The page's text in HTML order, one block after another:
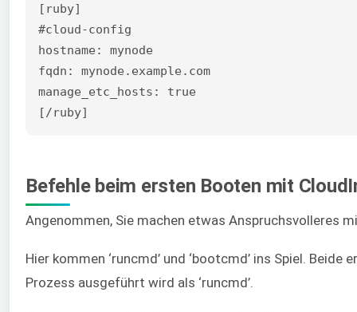
[ruby]
#cloud-config
hostname: mynode
fqdn: mynode.example.com
manage_etc_hosts: true
[/ruby]
Befehle beim ersten Booten mit
Angenommen, Sie machen etwas Anspruchsvolleres
Hier kommen ‘runcmd’ und ‘bootcmd’ ins Spiel.
Prozess ausgeführt wird als ‘runcmd’.